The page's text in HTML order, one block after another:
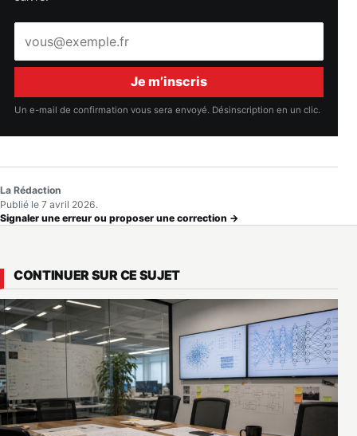
mail
Je m’inscris
Un e-mail de confirmation vous sera envoyé. Désinscription en un clic.
La Rédaction
Publié le 7 avril 2026.
Signaler une erreur ou proposer une correction →
CONTINUER SUR CE SUJET